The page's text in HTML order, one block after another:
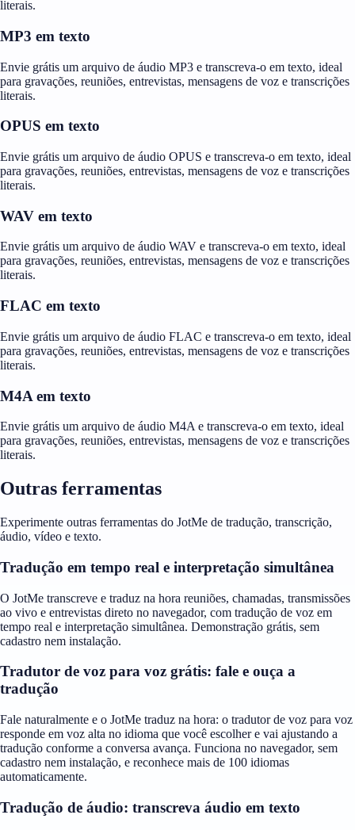
literais.
MP3 em texto
Envie grátis um arquivo de áudio MP3 e transcreva-o em texto, ideal
para gravações, reuniões, entrevistas, mensagens de voz e transcrições
literais.
OPUS em texto
Envie grátis um arquivo de áudio OPUS e transcreva-o em texto, ideal
para gravações, reuniões, entrevistas, mensagens de voz e transcrições
literais.
WAV em texto
Envie grátis um arquivo de áudio WAV e transcreva-o em texto, ideal
para gravações, reuniões, entrevistas, mensagens de voz e transcrições
literais.
FLAC em texto
Envie grátis um arquivo de áudio FLAC e transcreva-o em texto, ideal
para gravações, reuniões, entrevistas, mensagens de voz e transcrições
literais.
M4A em texto
Envie grátis um arquivo de áudio M4A e transcreva-o em texto, ideal
para gravações, reuniões, entrevistas, mensagens de voz e transcrições
literais.
Outras ferramentas
Experimente outras ferramentas do JotMe de tradução, transcrição,
áudio, vídeo e texto.
Tradução em tempo real e interpretação simultânea
O JotMe transcreve e traduz na hora reuniões, chamadas, transmissões
ao vivo e entrevistas direto no navegador, com tradução de voz em
tempo real e interpretação simultânea. Demonstração grátis, sem
cadastro nem instalação.
Tradutor de voz para voz grátis: fale e ouça a
tradução
Fale naturalmente e o JotMe traduz na hora: o tradutor de voz para voz
responde em voz alta no idioma que você escolher e vai ajustando a
tradução conforme a conversa avança. Funciona no navegador, sem
cadastro nem instalação, e reconhece mais de 100 idiomas
automaticamente.
Tradução de áudio: transcreva áudio em texto